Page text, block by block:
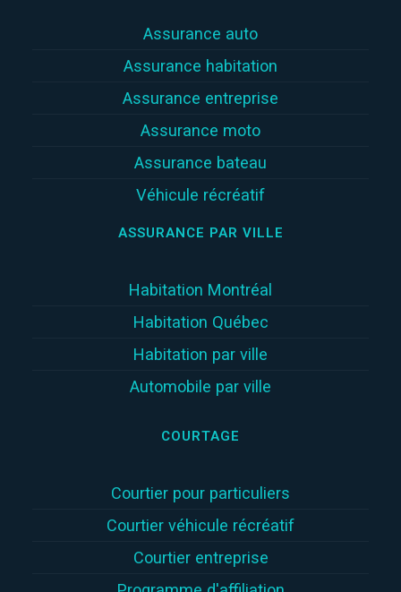
Assurance auto
Assurance habitation
Assurance entreprise
Assurance moto
Assurance bateau
Véhicule récréatif
ASSURANCE PAR VILLE
Habitation Montréal
Habitation Québec
Habitation par ville
Automobile par ville
COURTAGE
Courtier pour particuliers
Courtier véhicule récréatif
Courtier entreprise